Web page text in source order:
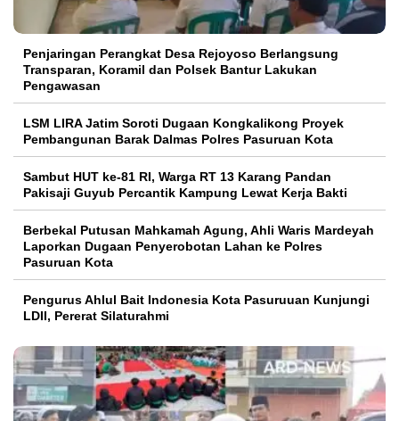
Penjaringan Perangkat Desa Rejoyoso Berlangsung
Transparan, Koramil dan Polsek Bantur Lakukan
Pengawasan
LSM LIRA Jatim Soroti Dugaan Kongkalikong Proyek
Pembangunan Barak Dalmas Polres Pasuruan Kota
Sambut HUT ke-81 RI, Warga RT 13 Karang Pandan
Pakisaji Guyub Percantik Kampung Lewat Kerja Bakti
Berbekal Putusan Mahkamah Agung, Ahli Waris Mardeyah
Laporkan Dugaan Penyerobotan Lahan ke Polres
Pasuruan Kota
Pengurus Ahlul Bait Indonesia Kota Pasuruuan Kunjungi
LDII, Pererat Silaturahmi